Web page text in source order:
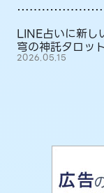
LINE占いに新
穹の神託タロット
2026.05.15